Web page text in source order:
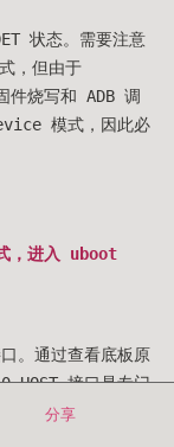
状态。需要注意
，但由于
件烧写和 ADB 调
模式，因此必
，进入 uboot
。通过查看底板原
HOST 接口是专门
RK3568 开发
分享